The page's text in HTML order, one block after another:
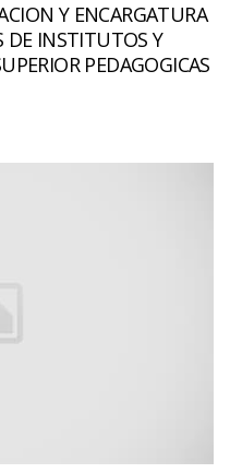
Y ENCARGATURA
DE INSTITUTOS Y
PEDAGOGICAS